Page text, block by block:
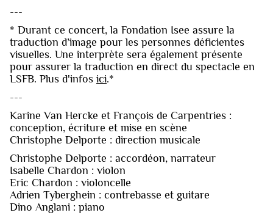
---
* Durant ce concert, la Fondation Isee assure la
traduction d’image pour les personnes déficientes
visuelles. Une interprète sera également présente
pour assurer la traduction en direct du spectacle en
LSFB. Plus d'infos ici.*
---
Karine Van Hercke et François de Carpentries :
conception, écriture et mise en scène
Christophe Delporte : direction musicale
Christophe Delporte : accordéon, narrateur
Isabelle Chardon : violon
Eric Chardon : violoncelle
Adrien Tyberghein : contrebasse et guitare
Dino Anglani : piano